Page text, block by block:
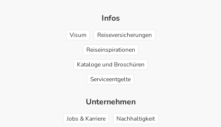
Infos
Visum
Reiseversicherungen
Reiseinspirationen
Kataloge und Broschüren
Serviceentgelte
Unternehmen
Jobs & Karriere Nachhaltigkeit